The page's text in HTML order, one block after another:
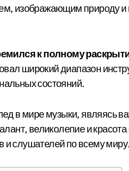
изображающим природу и
к полному
широкий диапазон
состояний.
в мире музыки, являясь
великолепие и
и слушателей по всему